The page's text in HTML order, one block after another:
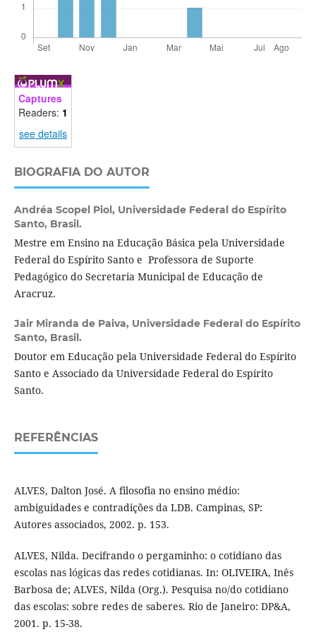
Captures
Readers: 1
see details
BIOGRAFIA DO AUTOR
Andréa Scopel Piol, Universidade Federal do Espírito
Santo, Brasil.
Mestre em Ensino na Educação Básica pela Universidade
Federal do Espírito Santo e Professora de Suporte
Pedagógico do Secretaria Municipal de Educação de
Aracruz.
Jair Miranda de Paiva, Universidade Federal do Espírito
Santo, Brasil.
Doutor em Educação pela Universidade Federal do Espírito
Santo e Associado da Universidade Federal do Espírito
Santo.
REFERÊNCIAS
ALVES, Dalton José. A filosofia no ensino médio:
ambiguidades e contradições da LDB. Campinas, SP:
Autores associados, 2002. p. 153.
ALVES, Nilda. Decifrando o pergaminho: o cotidiano das
escolas nas lógicas das redes cotidianas. In: OLIVEIRA, Inês
Barbosa de; ALVES, Nilda (Org.). Pesquisa no/do cotidiano
das escolas: sobre redes de saberes. Rio de Janeiro: DP&A,
2001. p. 15-38.